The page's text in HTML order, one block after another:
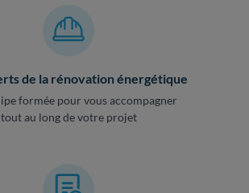
de la rénovation énergétique
formée pour vous accompagner
tout au long de votre projet